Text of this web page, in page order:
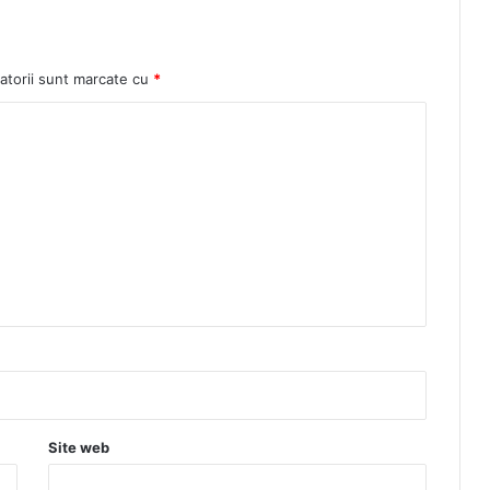
sunt marcate cu *
Site web